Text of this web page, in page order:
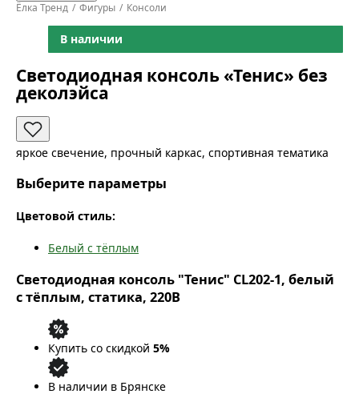
Ёлка Тренд Фигуры Консоли
В наличии
Светодиодная консоль «Тенис» без
деколэйса
яркое свечение, прочный каркас, спортивная тематика
Выберите параметры
Цветовой стиль:
Белый с тёплым
Светодиодная консоль "Тенис" CL202-1, белый
с тёплым, статика, 220В
Купить со скидкой 5%
В наличии в Брянске